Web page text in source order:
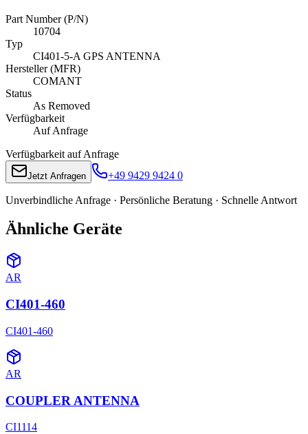
Part Number (P/N)
10704
Typ
CI401-5-A GPS ANTENNA
Hersteller (MFR)
COMANT
Status
As Removed
Verfügbarkeit
Auf Anfrage
Verfügbarkeit auf Anfrage
Jetzt Anfragen +49 9429 9424 0
Unverbindliche Anfrage · Persönliche Beratung · Schnelle Antwort
Ähnliche Geräte
AR
CI401-460
CI401-460
AR
COUPLER ANTENNA
CI1114